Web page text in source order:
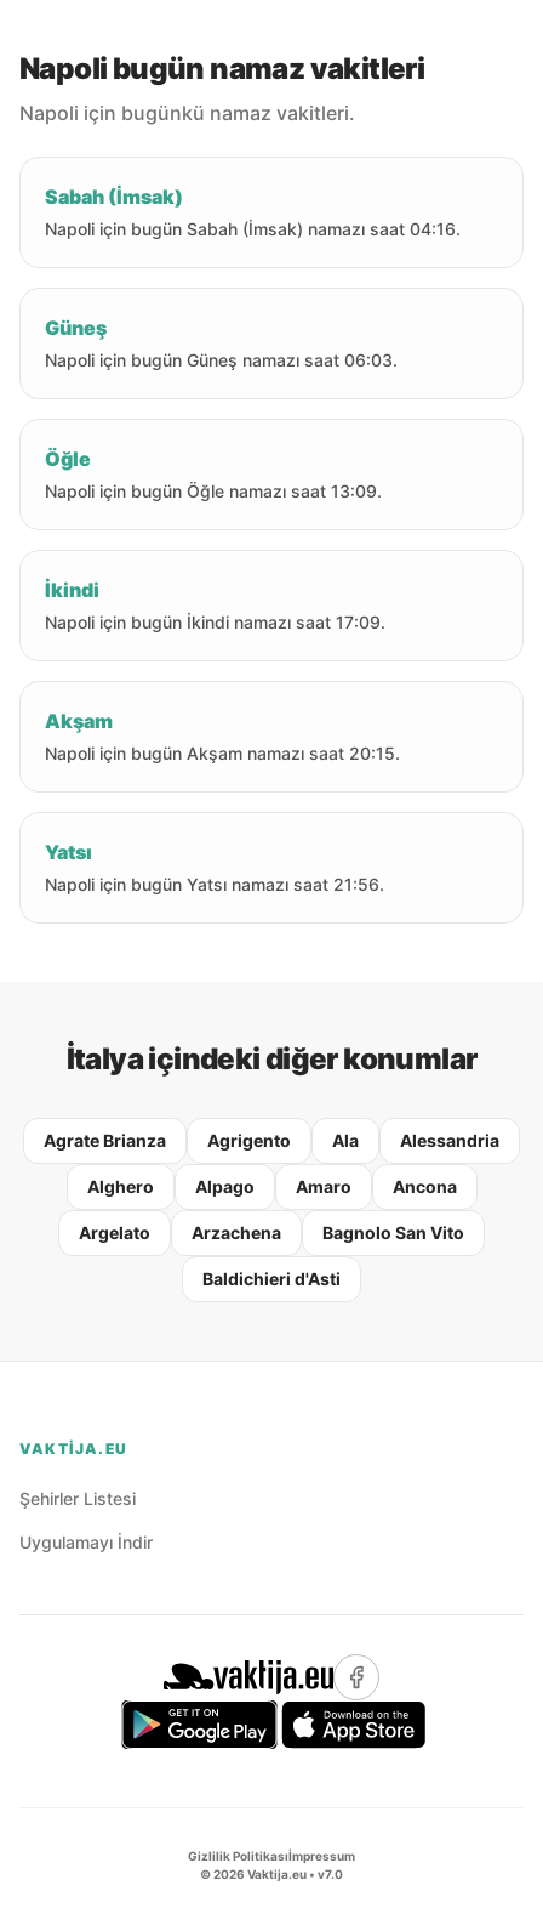
Napoli bugün namaz vakitleri
Napoli için bugünkü namaz vakitleri.
Sabah (İmsak)
Napoli için bugün Sabah (İmsak) namazı saat 04:16.
Güneş
Napoli için bugün Güneş namazı saat 06:03.
Öğle
Napoli için bugün Öğle namazı saat 13:09.
İkindi
Napoli için bugün İkindi namazı saat 17:09.
Akşam
Napoli için bugün Akşam namazı saat 20:15.
Yatsı
Napoli için bugün Yatsı namazı saat 21:56.
İtalya içindeki diğer konumlar
Agrate Brianza Agrigento Ala Alessandria
Alghero Alpago Amaro Ancona
Argelato Arzachena Bagnolo San Vito
Baldichieri d'Asti
VAKTIJA.EU
Şehirler Listesi
Uygulamayı İndir
Gizlilik Politikasıİmpressum
©2026 Vaktija.eu • v7.0